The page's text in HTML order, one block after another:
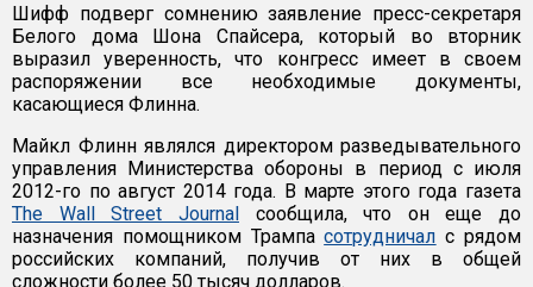
Шифф подверг сомнению заявление пресс-секретаря
Белого дома Шона Спайсера, который во вторник
выразил уверенность, что конгресс имеет в своем
распоряжении все необходимые документы,
касающиеся Флинна.
Майкл Флинн являлся директором разведывательного
управления Министерства обороны в период с июля
2012-го по август 2014 года. В марте этого года газета
The Wall Street Journalсообщила, что он еще до
назначения помощником Трампасотрудничал с рядом
российских компаний, получив от них в общей
сложности более 50 тысяч долларов.